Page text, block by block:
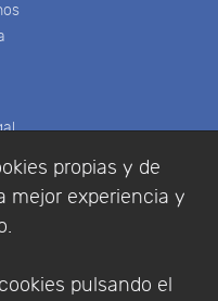
propias y de
mejor experiencia y
pulsando el
compra